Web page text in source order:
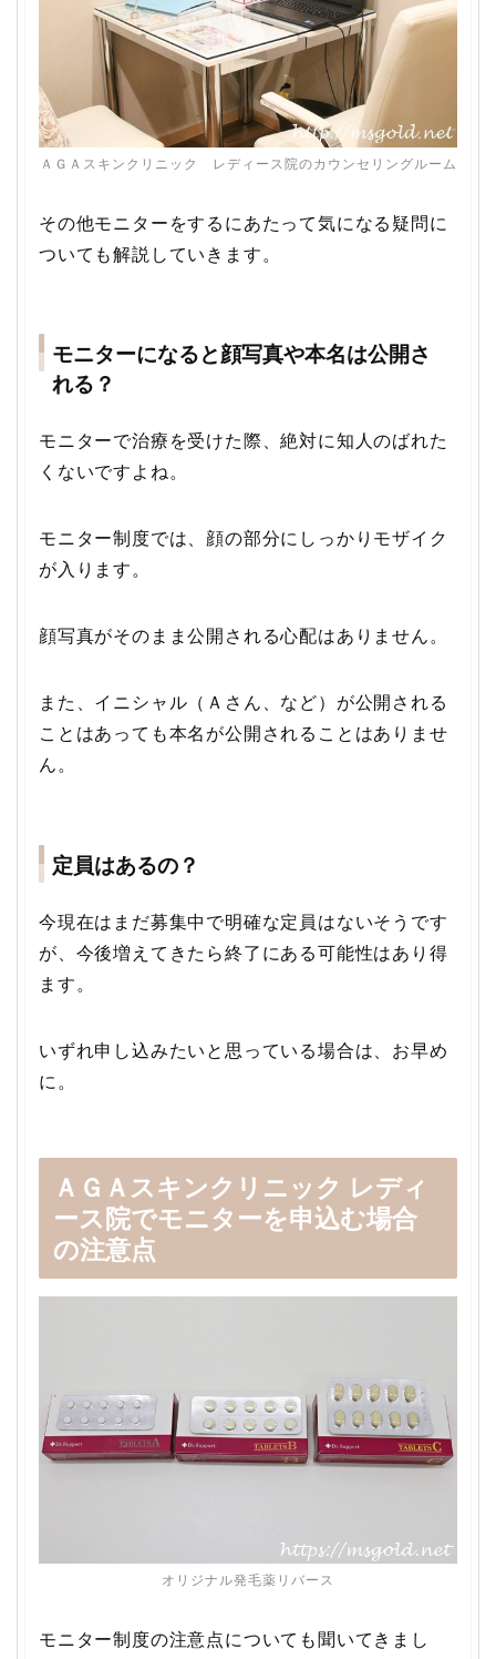
ＡＧＡスキンクリニック レディース院のカウンセリングルーム
その他モニターをするにあたって気になる疑問に
ついても解説していきます。
モニターになると顔写真や本名は公開さ
れる？
モニターで治療を受けた際、絶対に知人のばれた
くないですよね。
モニター制度では、顔の部分にしっかりモザイク
が入ります。
顔写真がそのまま公開される心配はありません。
また、イニシャル（Ａさん、など）が公開される
ことはあっても本名が公開されることはありませ
ん。
定員はあるの？
今現在はまだ募集中で明確な定員はないそうです
が、今後増えてきたら終了にある可能性はあり得
ます。
いずれ申し込みたいと思っている場合は、お早め
に。
ＡＧＡスキンクリニック レディ
ース院でモニターを申込む場合
の注意点
オリジナル発毛薬リバース
モニター制度の注意点についても聞いてきまし